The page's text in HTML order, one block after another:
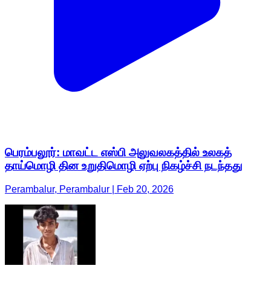
பெரம்பலூர்: மாவட்ட எஸ்பி அலுவலகத்தில் உலகத்
தாய்மொழி தின உறுதிமொழி ஏற்பு நிகழ்ச்சி நடந்தது
Perambalur, Perambalur | Feb 20, 2026